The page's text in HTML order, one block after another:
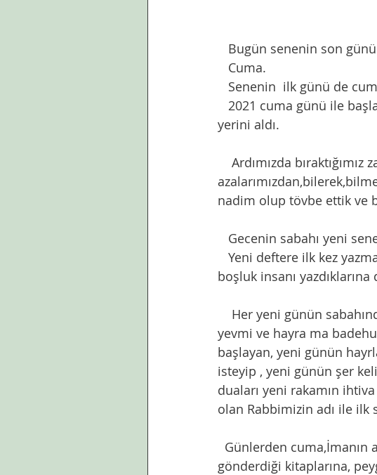
Bugün senenin son
   Cuma.
Senenin  ilk günü de
yerini aldı.
nadim olup tövbe ettik ve
Gecenin sabahı yeni
boşluk insanı
yevmi ve hayra ma
başlayan, yeni günün
isteyip , yeni günün şer
duaları yeni rakamın
olan Rabbimizin adı ile ilk
gönderdiği kitaplarına,